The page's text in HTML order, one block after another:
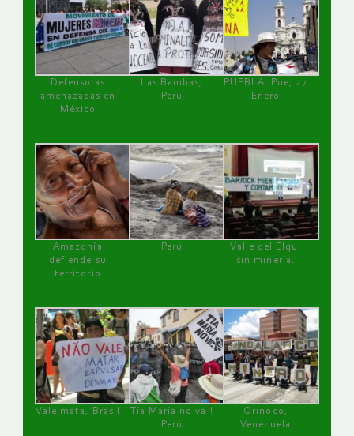
Defensoras
amenazadas en
México
Las Bambas,
Perú
PUEBLA, Pue, 27
Enero
Amazonía
defiende su
territorio
Perú
Valle del Elqui
sin minería.
Vale mata, Brasil
Tía María no va !
Perú
Orinoco,
Venezuela